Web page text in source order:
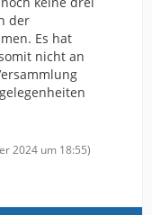
der
Es hat
nicht an
2024 um 18:55)